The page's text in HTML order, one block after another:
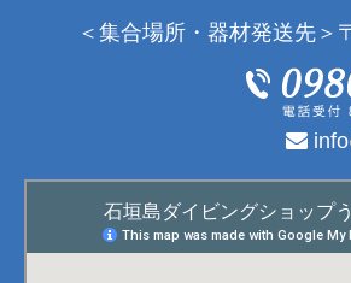
＜集合場所・器材発送先＞